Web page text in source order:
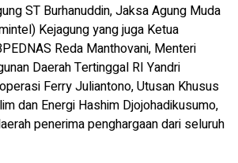
ST Burhanuddin, Jaksa Agung Muda
Kejagung yang juga Ketua
Reda Manthovani, Menteri
Daerah Tertinggal RI Yandri
Ferry Juliantono, Utusan Khusus
dan Energi Hashim Djojohadikusumo,
penerima penghargaan dari seluruh